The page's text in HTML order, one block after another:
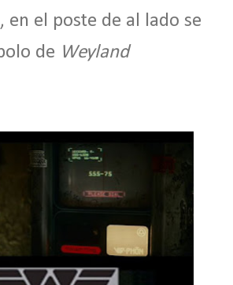
en el poste de al lado se
de Weyland